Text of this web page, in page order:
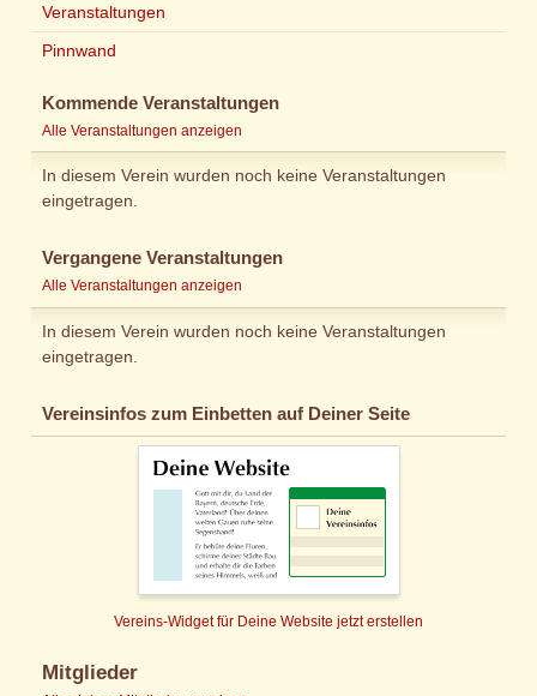
Veranstaltungen
Pinnwand
Kommende Veranstaltungen
Alle Veranstaltungen anzeigen
In diesem Verein wurden noch keine Veranstaltungen
eingetragen.
Vergangene Veranstaltungen
Alle Veranstaltungen anzeigen
In diesem Verein wurden noch keine Veranstaltungen
eingetragen.
Vereinsinfos zum Einbetten auf Deiner Seite
Vereins-Widget für Deine Website jetzt erstellen
Mitglieder